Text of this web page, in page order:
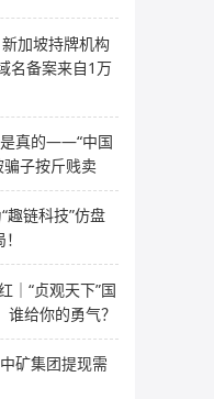
加坡持牌机构
名备案来自1万
是真的——“中国
骗子按斤贱卖
趣链科技”仿盘
｜“贞观天下”国
给你的勇气？
矿集团提现需